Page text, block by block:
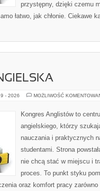
przystępny, dzięki czemu
łatwo, jak chłonie. Ciekawe
- 2026 MOŻLIWOŚĆ
Kongres Anglistów to
angielskiego, którzy
nauczania i praktycznych
studentami. Strona
nie chcą stać w miejscu i
proces. To punkt styku
oraz komfort pracy